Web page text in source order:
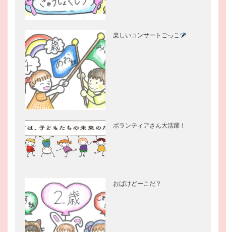
楽しいコンサートごっこ
ボランティアさん大活躍！
おばけどーこだ？